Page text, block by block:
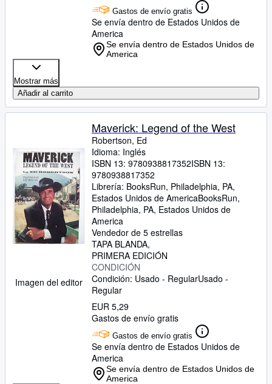
Gastos de envío gratis
Se envía dentro de Estados Unidos de
America
Se envía dentro de Estados Unidos de
America
Mostrar más
Añadir al carrito
Imagen del editor
Maverick: Legend of the West
Robertson, Ed
Idioma: Inglés
ISBN 13: 9780938817352ISBN 13:
9780938817352
Librería: BooksRun, Philadelphia, PA,
Estados Unidos de AmericaBooksRun,
Philadelphia, PA, Estados Unidos de
America
Vendedor de 5 estrellas
TAPA BLANDA
PRIMERA EDICIÓN
CONDICIÓN
Condición: Usado - RegularUsado -
Regular
EUR 5,29
Gastos de envío gratis
Gastos de envío gratis
Se envía dentro de Estados Unidos de
America
Se envía dentro de Estados Unidos de
America